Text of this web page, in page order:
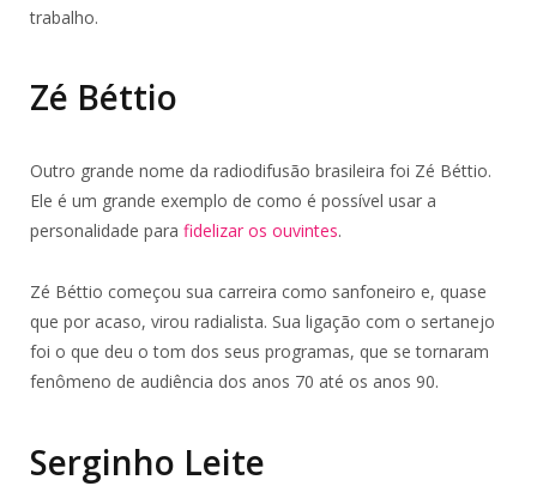
trabalho.
Zé Béttio
Outro grande nome da radiodifusão brasileira foi Zé Béttio.
Ele é um grande exemplo de como é possível usar a
personalidade para fidelizar os ouvintes.
Zé Béttio começou sua carreira como sanfoneiro e, quase
que por acaso, virou radialista. Sua ligação com o sertanejo
foi o que deu o tom dos seus programas, que se tornaram
fenômeno de audiência dos anos 70 até os anos 90.
Serginho Leite